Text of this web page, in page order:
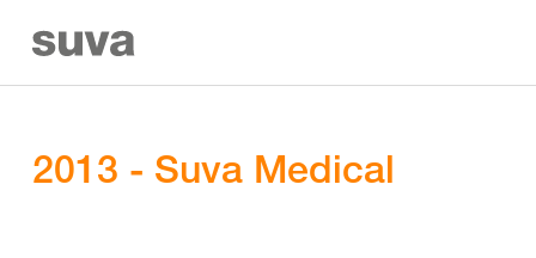
2013 - Suva Medical